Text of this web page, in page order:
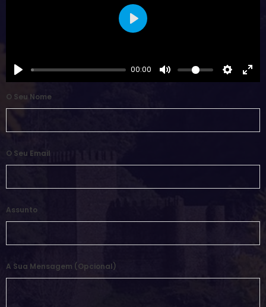
00:00
Play
O Seu Nome
O Seu Email
Assunto
A Sua Mensagem (opcional)